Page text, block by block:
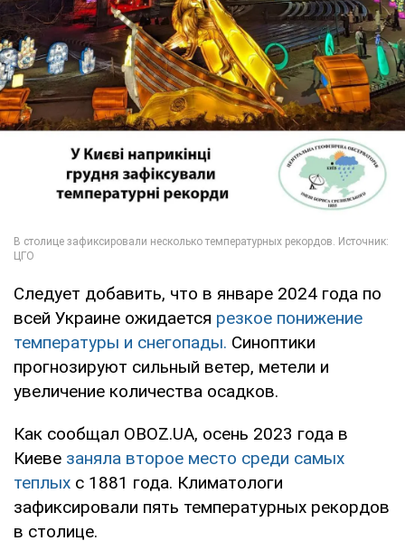
Следует добавить, что в январе 2024 года по
всей Украине ожидается резкое понижение
температуры и снегопады. Синоптики
прогнозируют сильный ветер, метели и
увеличение количества осадков.
Как сообщал OBOZ.UA, осень 2023 года в
Киеве заняла второе место среди самых
теплых с 1881 года. Климатологи
зафиксировали пять температурных рекордов
в столице.